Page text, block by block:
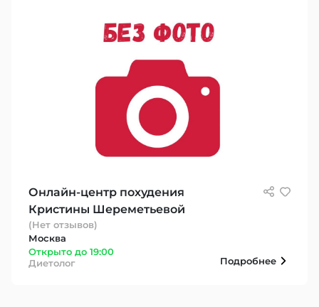
Онлайн-центр похудения
Кристины Шереметьевой
(Нет отзывов)
Москва
Открыто до 19:00
Диетолог
Подробнее